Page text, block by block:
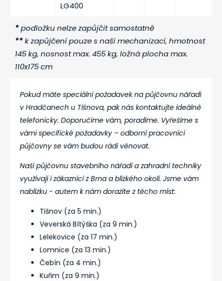
LG400
*podložku nelze zapůjčit samostatně
**k zapůjčení pouze s naší mechanizací, hmotnost
145 kg, nosnost max. 455 kg, ložná plocha max.
110x175 cm
Pokud máte speciální požadavek na půjčovnu nářadí
v Hradčanech u Tišnova, pak nás kontaktujte ideálně
telefonicky. Doporučíme vám, poradíme. Vyřešíme s
vámi specifické požadavky – odborní pracovníci
půjčovny se vám budou rádi věnovat.
Naši půjčovnu stavebního nářadí a zahradní techniky
využívají i zákazníci z Brna a blízkého okolí. Jsme vám
nablízku - autem k nám dorazíte z těcho míst:
Tišnov (za 5 min.)
Veverská Bítýška (za 9 min.)
Lelekovice (za 17 min.)
Lomnice (za 13 min.)
Čebín (za 4 min.)
Kuřim (za 9 min.)